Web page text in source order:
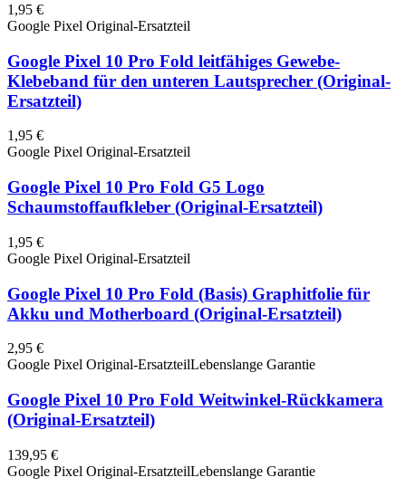
1,95 €
Google Pixel Original-Ersatzteil
Google Pixel 10 Pro Fold leitfähiges Gewebe-
Klebeband für den unteren Lautsprecher (Original-
Ersatzteil)
1,95 €
Google Pixel Original-Ersatzteil
Google Pixel 10 Pro Fold G5 Logo
Schaumstoffaufkleber (Original-Ersatzteil)
1,95 €
Google Pixel Original-Ersatzteil
Google Pixel 10 Pro Fold (Basis) Graphitfolie für
Akku und Motherboard (Original-Ersatzteil)
2,95 €
Google Pixel Original-ErsatzteilLebenslange Garantie
Google Pixel 10 Pro Fold Weitwinkel-Rückkamera
(Original-Ersatzteil)
139,95 €
Google Pixel Original-ErsatzteilLebenslange Garantie